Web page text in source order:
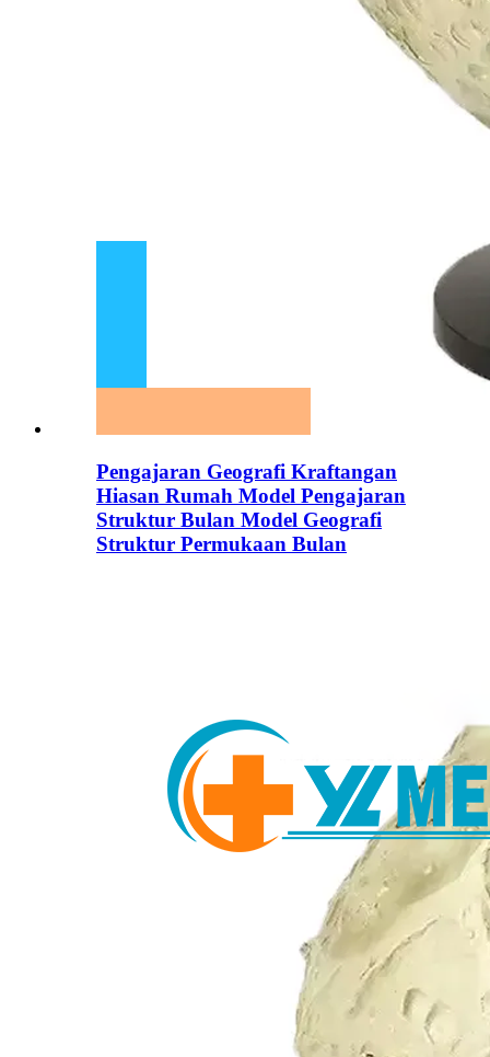
Pengajaran Geografi Kraftangan
Hiasan Rumah Model Pengajaran
Struktur Bulan Model Geografi
Struktur Permukaan Bulan